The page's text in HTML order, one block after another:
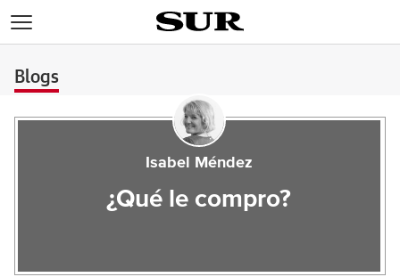
Blogs
Isabel Méndez
¿Qué le compro?